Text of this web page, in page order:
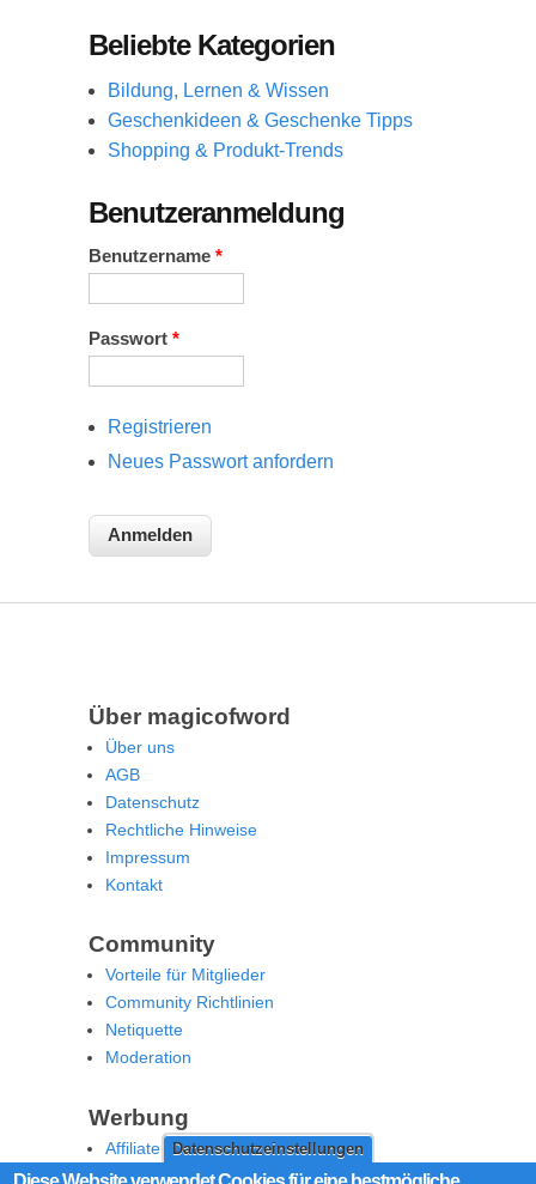
Datenschutzeinstellungen
Beliebte Kategorien
Bildung, Lernen & Wissen
Geschenkideen & Geschenke Tipps
Shopping & Produkt-Trends
Benutzeranmeldung
Benutzername *
Passwort *
Registrieren
Neues Passwort anfordern
Über magicofword
Über uns
AGB
Datenschutz
Rechtliche Hinweise
Impressum
Kontakt
Community
Vorteile für Mitglieder
Community Richtlinien
Netiquette
Moderation
Werbung
Affiliate Offenlegung
Werben Sie auf MoW